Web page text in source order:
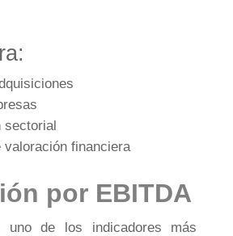
sectorial
valoración financiera
por EBITDA
uno de los indicadores más